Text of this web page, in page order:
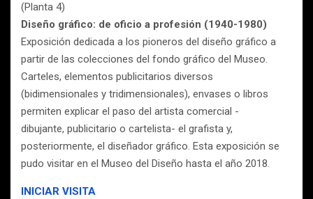
(Planta 4)
Diseño gráfico: de oficio a profesión (1940-1980)
Exposición dedicada a los pioneros del diseño gráfico a
partir de las colecciones del fondo gráfico del Museo.
Carteles, elementos publicitarios diversos
(bidimensionales y tridimensionales), envases o libros
permiten explicar el paso del artista comercial -
dibujante, publicitario o cartelista- el grafista y,
posteriormente, el diseñador gráfico. Esta exposición se
pudo visitar en el Museo del Diseño hasta el año 2018.
INICIAR VISITA